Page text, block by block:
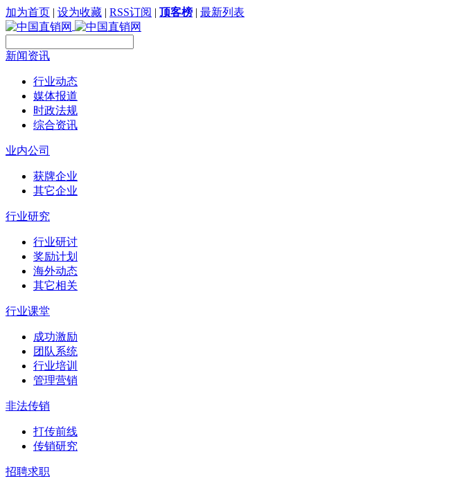
加为首页 | 设为收藏 | RSS订阅 | 顶客榜 | 最新列表
新闻资讯
行业动态
媒体报道
时政法规
综合资讯
业内公司
获牌企业
其它企业
行业研究
行业研讨
奖励计划
海外动态
其它相关
行业课堂
成功激励
团队系统
行业培训
管理营销
非法传销
打传前线
传销研究
招聘求职